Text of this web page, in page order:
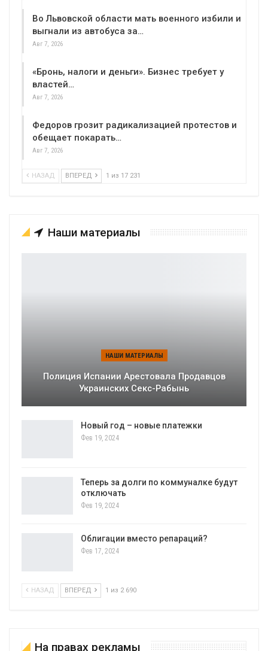
Во Львовской области мать военного избили и
выгнали из автобуса за…
Авг 7, 2026
«Бронь, налоги и деньги». Бизнес требует у
властей…
Авг 7, 2026
Федоров грозит радикализацией протестов и
обещает покарать…
Авг 7, 2026
НАЗАД ВПЕРЕД 1 из 17 231
Наши материалы
НАШИ МАТЕРИАЛЫ
Полиция Испании Арестовала Продавцов
Украинских Секс-Рабынь
Новый год – новые платежки
Фев 19, 2024
Теперь за долги по коммуналке будут
отключать
Фев 19, 2024
Облигации вместо репараций?
Фев 17, 2024
НАЗАД ВПЕРЕД 1 из 2 690
На правах рекламы